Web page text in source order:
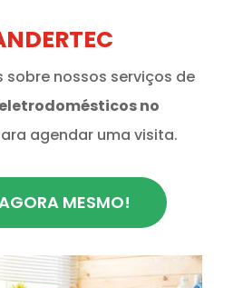
sobre nossos serviços de
no
agendar uma visita.
MESMO!